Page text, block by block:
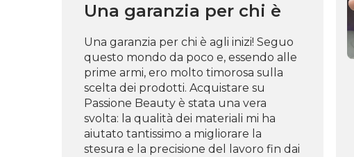
Una garanzia per chi è
Una garanzia per chi è agli inizi! Seguo
questo mondo da poco e, essendo alle
prime armi, ero molto timorosa sulla
scelta dei prodotti. Acquistare su
Passione Beauty è stata una vera
svolta: la qualità dei materiali mi ha
aiutato tantissimo a migliorare la
stesura e la precisione del lavoro fin dai